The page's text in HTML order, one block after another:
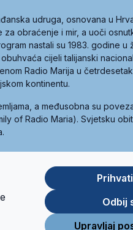
udruga, osnovana u
obraćenje i mir, a uoči
nastali su 1983. godine u
cijeli talijanski
Radio Marija u
kontinentu.
a međusobna su
of Radio Maria). Svjetsku
Store
Odbij
Upravljaj